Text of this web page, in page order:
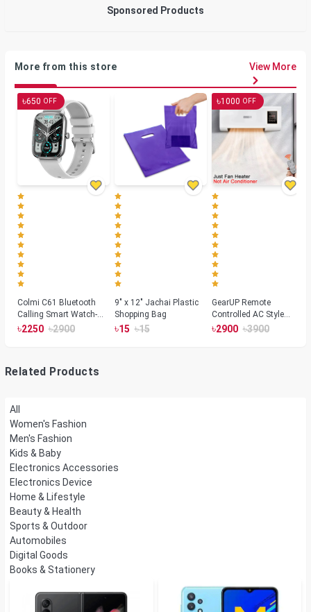
Sponsored Products
More from this store View More
৳650 OFF
Colmi C61 Bluetooth
Calling Smart Watch-
Silver Color
৳2250 ৳2900
9" x 12" Jachai Plastic
Shopping Bag
৳15 ৳15
৳1000 OFF
GearUP Remote
Controlled AC Style
Room Heater 1800
৳2900 ৳3900
Related Products
All
Women's Fashion
Men's Fashion
Kids & Baby
Electronics Accessories
Electronics Device
Home & Lifestyle
Beauty & Health
Sports & Outdoor
Automobiles
Digital Goods
Books & Stationery